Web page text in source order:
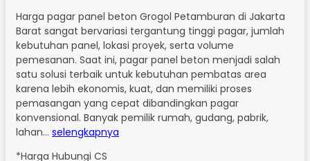
Harga pagar panel beton Grogol Petamburan di Jakarta
Barat sangat bervariasi tergantung tinggi pagar, jumlah
kebutuhan panel, lokasi proyek, serta volume
pemesanan. Saat ini, pagar panel beton menjadi salah
satu solusi terbaik untuk kebutuhan pembatas area
karena lebih ekonomis, kuat, dan memiliki proses
pemasangan yang cepat dibandingkan pagar
konvensional. Banyak pemilik rumah, gudang, pabrik,
lahan… selengkapnya
*Harga Hubungi CS